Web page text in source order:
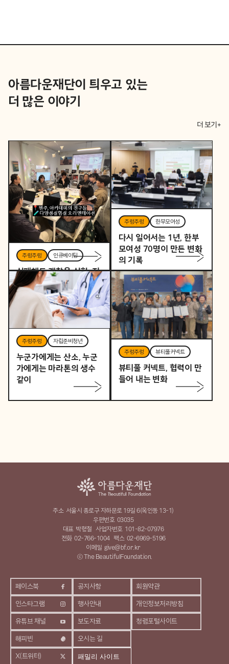
아름다운재단이 틔우고 있는
더 많은 이야기
더 보기+
주렁주렁 인큐베이팅
실패해도 괜찮은 실험, 지
역을 바꾸는 작은 시작 –
다양성실험실 오리엔테이
주렁주렁 한부모여성
다시 일어서는 1년, 한부
모여성 70명이 만든 변화
의 기록
주렁주렁 자립준비청년
누군가에게는 산소, 누군
가에게는 마라톤의 생수
같이
주렁주렁 뷰티풀커넥트
뷰티풀 커넥트, 협력이 만
들어 내는 변화
페이스북
인스타그램
유튜브 채널
해피빈
X(트위터)
공지사항
행사안내
보도자료
오시는 길
회원약관
개인정보처리방침
청렴포털사이트
주소 서울시 종로구 자하문로 19길 6(옥인동 13-1)
우편번호 03035
대표 박형철 사업자번호 101-82-07976
전화 02-766-1004 팩스 02-6969-5196
이메일 give@bf.or.kr
ⓒ The BeautifulFoundation.